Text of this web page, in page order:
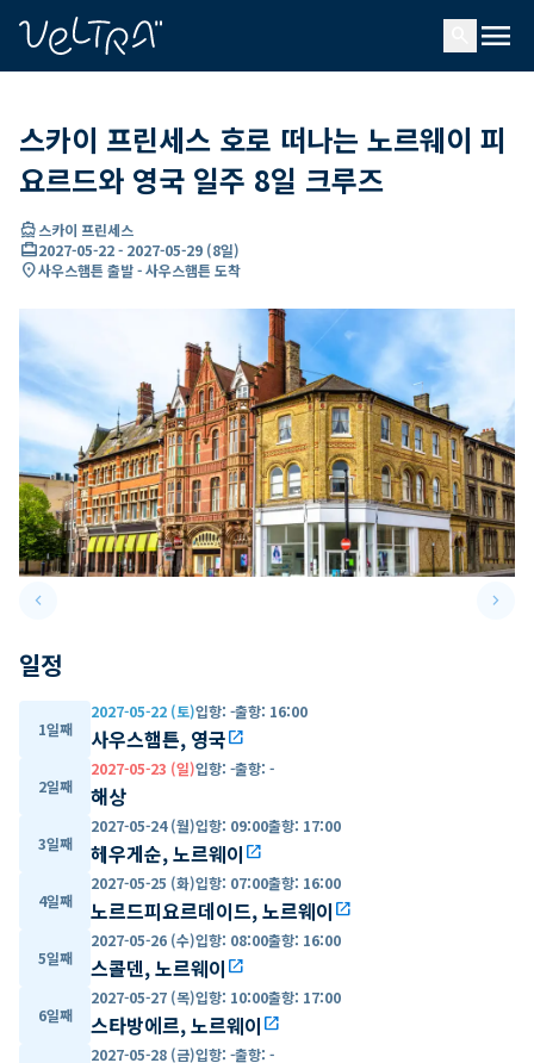
menu
스카이 프린세스 호로 떠나는 노르웨이 피
요르드와 영국 일주 8일 크루즈
directions_boat스카이 프린세스
card_travel2027-05-22- 2027-05-29 (8일)
location_on사우스햄튼 출발 - 사우스햄튼 도착
keyboard_arrow_leftPrevious slide keyboard_arrow_right
일정
1일째
2027-05-22 (토)입항: -출항: 16:00
사우스햄튼, 영국open_in_new
2일째
2027-05-23 (일)입항: -출항: -
해상
3일째
2027-05-24 (월)입항: 09:00출항: 17:00
헤우게순, 노르웨이 open_in_new
4일째
2027-05-25 (화)입항: 07:00출항: 16:00
노르드피요르데이드, 노르웨이 open_in_new
5일째
2027-05-26 (수)입항: 08:00출항: 16:00
스콜덴, 노르웨이 open_in_new
6일째
2027-05-27 (목)입항: 10:00출항: 17:00
스타방에르, 노르웨이 open_in_new
2027-05-28 (금)입항: -출항: -